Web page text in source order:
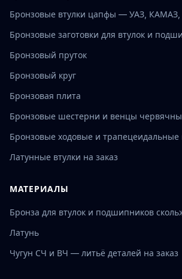
Бронзовые втулки цапфы — УАЗ,
Бронзовые заготовки для втулок и
Бронзовый пруток
Бронзовый круг
Бронзовая плита
Бронзовые шестерни и венцы
Бронзовые ходовые и трапецеидальные
Латунные втулки на заказ
МАТЕРИАЛЫ
Бронза для втулок и подшипников
Латунь
Чугун СЧ и ВЧ — литьё деталей на заказ